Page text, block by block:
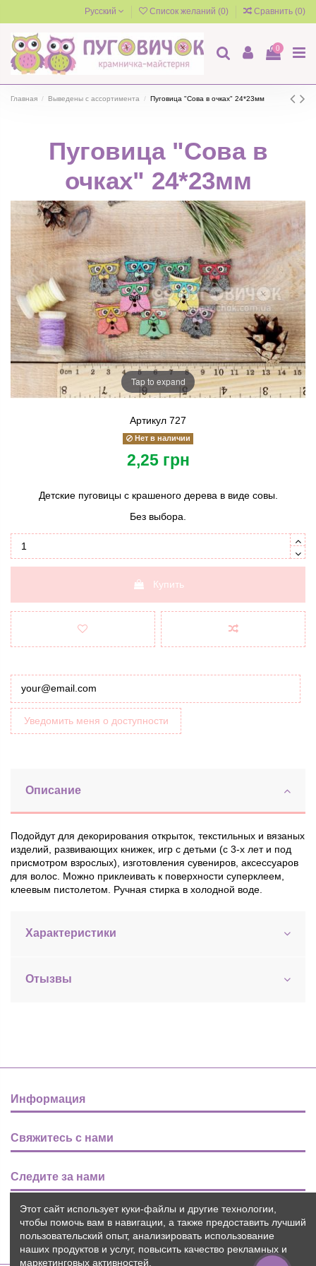
Русский Список желаний (0) Сравнить (0)
0
Главная Выведены с ассортимента Пуговица "Сова в очках" 24*23мм
Пуговица "Сова в
очках" 24*23мм
Tap to expand
Артикул 727
Нет в наличии
2,25 грн
Детские пуговицы с крашеного дерева в виде совы.
Без выбора.
Купить
Уведомить меня о доступности
Описание
Подойдут для декорирования открыток, текстильных и вязаных
изделий, развивающих книжек, игр с детьми (с 3-х лет и под
присмотром взрослых), изготовления сувениров, аксессуаров
для волос. Можно приклеивать к поверхности суперклеем,
клеевым пистолетом. Ручная стирка в холодной воде.
Характеристики
Отызвы
Информация
Свяжитесь с нами
Следите за нами
Новости
Этот сайт использует куки-файлы и другие технологии,
чтобы помочь вам в навигации, а также предоставить лучший
пользовательский опыт, анализировать использование
наших продуктов и услуг, повысить качество рекламных и
маркетинговых активностей.